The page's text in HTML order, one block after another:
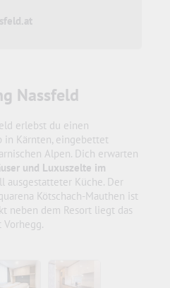
Nassfeld
erlebst du einen
in Kärnten, eingebettet
Alpen. Dich erwarten
und Luxuszelte im
ausgestatteter Küche. Der
Kötschach-Mauthen ist
neben dem Resort liegt das